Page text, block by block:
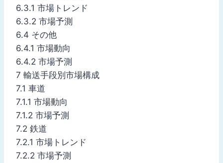
6.3.1 市場トレンド
6.3.2 市場予測
6.4 その他
6.4.1 市場動向
6.4.2 市場予測
7 輸送手段別市場構成
7.1 車道
7.1.1 市場動向
7.1.2 市場予測
7.2 鉄道
7.2.1 市場トレンド
7.2.2 市場予測